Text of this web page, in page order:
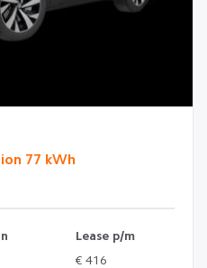
77 kWh
Lease p/m
€ 416